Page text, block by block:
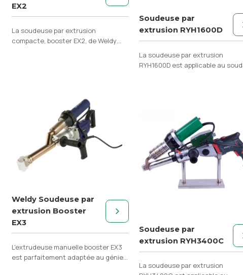
EX2
La soudeuse par extrusion
compacte, booster EX2, de Weldy
Soudeuse par
extrusion RYH1600D
La soudeuse par extrusion
RYH1600D est applicable au
Weldy Soudeuse par
extrusion Booster
EX3
L'extrudeuse manuelle booster EX3
est parfaitement adaptée au génie
Soudeuse par
extrusion RYH3400C
La soudeuse par extrusion